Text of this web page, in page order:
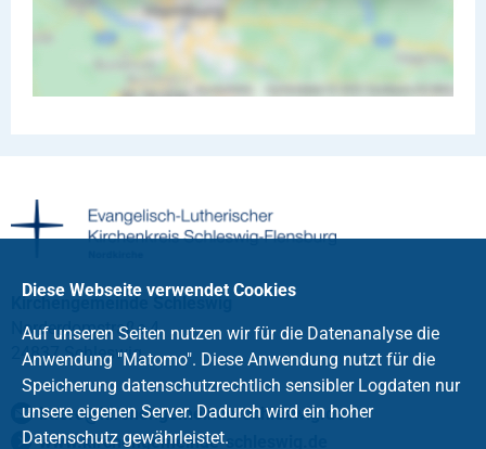
Kirchengemeinde Schleswig
Norderdomstraße 4
24837 Schleswig
buero@kirchengemeinde-schleswig. de
www.kirchengemeinde-schleswig.de
Diese Webseite verwendet Cookies
Auf unseren Seiten nutzen wir für die Datenanalyse die
Anwendung "Matomo". Diese Anwendung nutzt für die
Speicherung datenschutzrechtlich sensibler Logdaten nur
unsere eigenen Server. Dadurch wird ein hoher
Datenschutz gewährleistet.